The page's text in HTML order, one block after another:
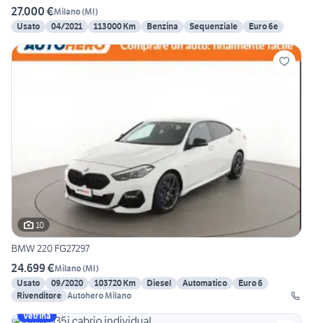
27.000 €Milano(MI)
Usato
04/2021 113000 Km Benzina Sequenziale Euro 6e
10
BMW 220 FG27297
24.699 €Milano(MI)
Usato
09/2020 103720 Km Diesel Automatico
Euro 6
Rivenditore Autohero Milano
Vetrina